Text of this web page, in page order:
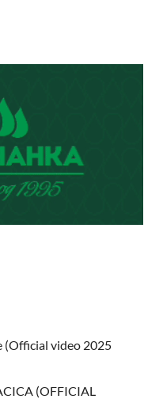
(Official video 2025
(OFFICIAL